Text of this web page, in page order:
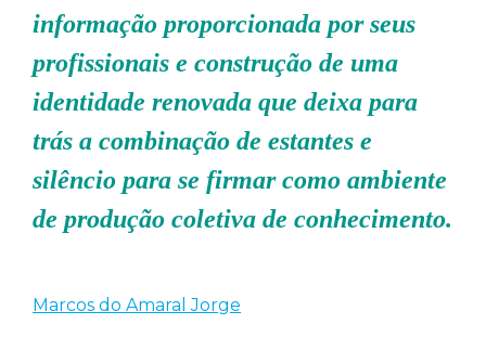
informação proporcionada por seus
profissionais e construção de uma
identidade renovada que deixa para
trás a combinação de estantes e
silêncio para se firmar como ambiente
de produção coletiva de conhecimento.
Marcos do Amaral Jorge